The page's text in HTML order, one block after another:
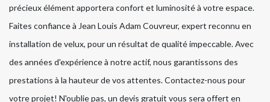
précieux élément apportera confort et luminosité à votre espace.
Faites confiance à Jean Louis Adam Couvreur, expert reconnu en
installation de velux, pour un résultat de qualité impeccable. Avec
des années d'expérience à notre actif, nous garantissons des
prestations à la hauteur de vos attentes. Contactez-nous pour
votre projet! N'oublie pas, un devis gratuit vous sera offert en